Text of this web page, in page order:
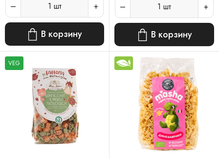
1 шт
В корзину
1 шт
В корзину
VEG